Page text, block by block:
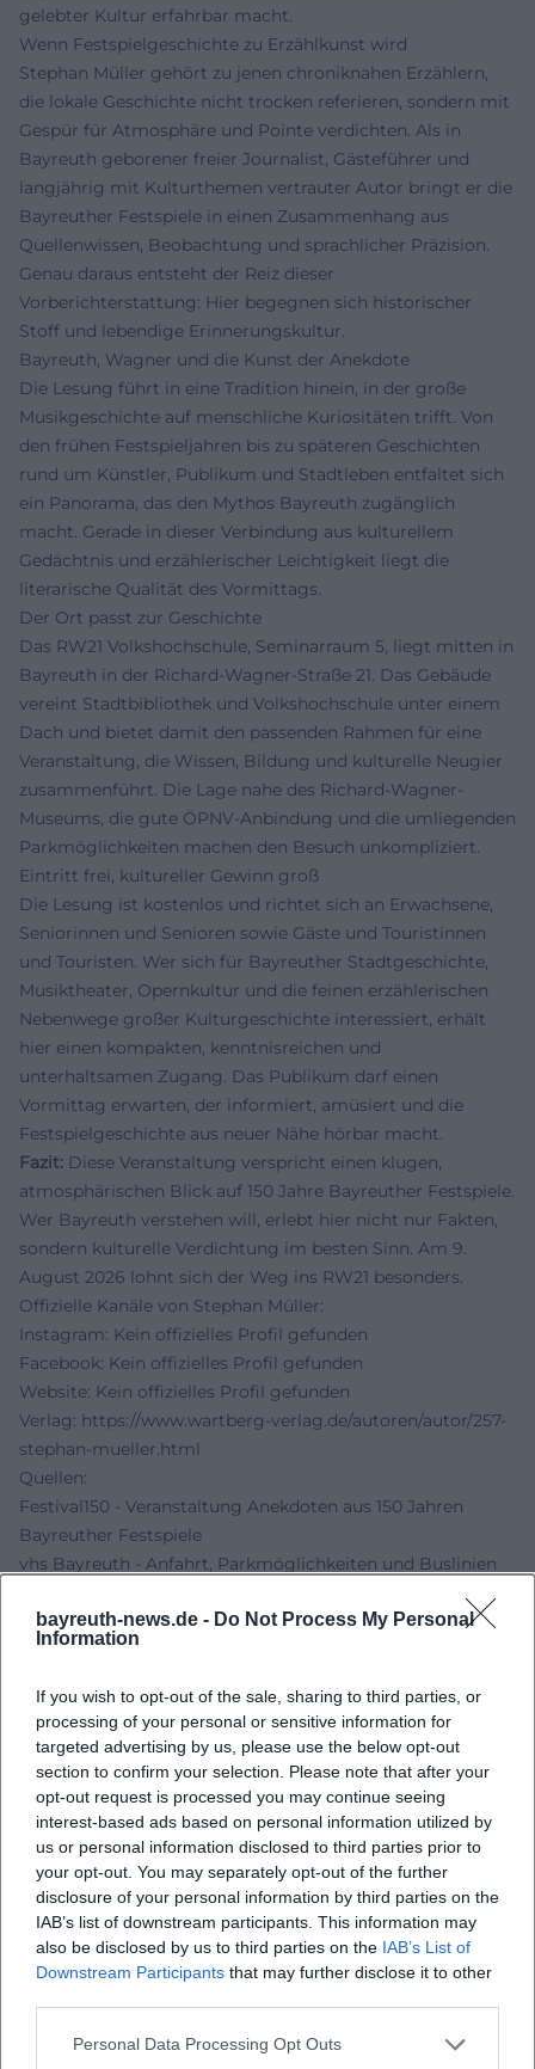
bayreuth-news.de - Do Not Process My Personal
Information
If you wish to opt-out of the sale, sharing to third parties, or
processing of your personal or sensitive information for
targeted advertising by us, please use the below opt-out
section to confirm your selection. Please note that after your
opt-out request is processed you may continue seeing
interest-based ads based on personal information utilized by
us or personal information disclosed to third parties prior to
your opt-out. You may separately opt-out of the further
disclosure of your personal information by third parties on the
IAB’s list of downstream participants. This information may
also be disclosed by us to third parties on the IAB’s List of
Downstream Participants that may further disclose it to other
Personal Data Processing Opt Outs
gelebter Kultur erfahrbar macht.
Wenn Festspielgeschichte zu Erzählkunst wird
Stephan Müller gehört zu jenen chroniknahen Erzählern,
die lokale Geschichte nicht trocken referieren, sondern mit
Gespür für Atmosphäre und Pointe verdichten. Als in
Bayreuth geborener freier Journalist, Gästeführer und
langjährig mit Kulturthemen vertrauter Autor bringt er die
Bayreuther Festspiele in einen Zusammenhang aus
Quellenwissen, Beobachtung und sprachlicher Präzision.
Genau daraus entsteht der Reiz dieser
Vorberichterstattung: Hier begegnen sich historischer
Stoff und lebendige Erinnerungskultur.
Bayreuth, Wagner und die Kunst der Anekdote
Die Lesung führt in eine Tradition hinein, in der große
Musikgeschichte auf menschliche Kuriositäten trifft. Von
den frühen Festspieljahren bis zu späteren Geschichten
rund um Künstler, Publikum und Stadtleben entfaltet sich
ein Panorama, das den Mythos Bayreuth zugänglich
macht. Gerade in dieser Verbindung aus kulturellem
Gedächtnis und erzählerischer Leichtigkeit liegt die
literarische Qualität des Vormittags.
Der Ort passt zur Geschichte
Das RW21 Volkshochschule, Seminarraum 5, liegt mitten in
Bayreuth in der Richard-Wagner-Straße 21. Das Gebäude
vereint Stadtbibliothek und Volkshochschule unter einem
Dach und bietet damit den passenden Rahmen für eine
Veranstaltung, die Wissen, Bildung und kulturelle Neugier
zusammenführt. Die Lage nahe des Richard-Wagner-
Museums, die gute ÖPNV-Anbindung und die umliegenden
Parkmöglichkeiten machen den Besuch unkompliziert.
Eintritt frei, kultureller Gewinn groß
Die Lesung ist kostenlos und richtet sich an Erwachsene,
Seniorinnen und Senioren sowie Gäste und Touristinnen
und Touristen. Wer sich für Bayreuther Stadtgeschichte,
Musiktheater, Opernkultur und die feinen erzählerischen
Nebenwege großer Kulturgeschichte interessiert, erhält
hier einen kompakten, kenntnisreichen und
unterhaltsamen Zugang. Das Publikum darf einen
Vormittag erwarten, der informiert, amüsiert und die
Festspielgeschichte aus neuer Nähe hörbar macht.
Fazit: Diese Veranstaltung verspricht einen klugen,
atmosphärischen Blick auf 150 Jahre Bayreuther Festspiele.
Wer Bayreuth verstehen will, erlebt hier nicht nur Fakten,
sondern kulturelle Verdichtung im besten Sinn. Am 9.
August 2026 lohnt sich der Weg ins RW21 besonders.
Offizielle Kanäle von Stephan Müller:
Instagram: Kein offizielles Profil gefunden
Facebook: Kein offizielles Profil gefunden
Website: Kein offizielles Profil gefunden
Verlag: https://www.wartberg-verlag.de/autoren/autor/257-
stephan-mueller.html
Quellen:
Festival150 - Veranstaltung Anekdoten aus 150 Jahren
Bayreuther Festspiele
vhs Bayreuth - Anfahrt, Parkmöglichkeiten und Buslinien
Wartberg Verlag - Autorenporträt Stephan Müller
Thalia - Autorenporträt Stephan Müller
Spezialwissen